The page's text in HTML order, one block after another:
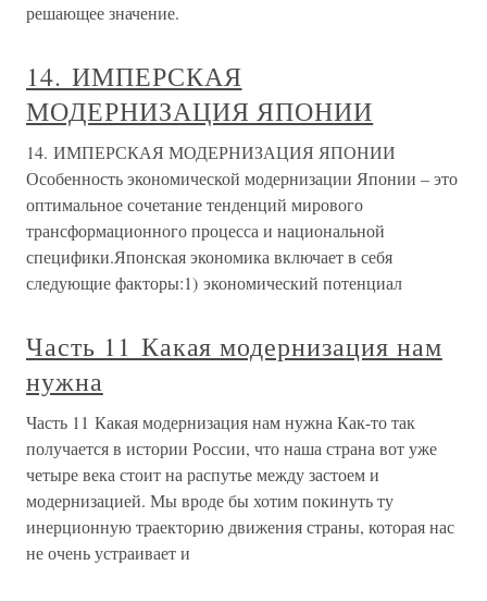
решающее значение.
14. ИМПЕРСКАЯ
МОДЕРНИЗАЦИЯ ЯПОНИИ
14. ИМПЕРСКАЯ МОДЕРНИЗАЦИЯ ЯПОНИИ
Особенность экономической модернизации Японии – это
оптимальное сочетание тенденций мирового
трансформационного процесса и национальной
специфики.Японская экономика включает в себя
следующие факторы:1) экономический потенциал
Часть 11 Какая модернизация нам
нужна
Часть 11 Какая модернизация нам нужна Как-то так
получается в истории России, что наша страна вот уже
четыре века стоит на распутье между застоем и
модернизацией. Мы вроде бы хотим покинуть ту
инерционную траекторию движения страны, которая нас
не очень устраивает и